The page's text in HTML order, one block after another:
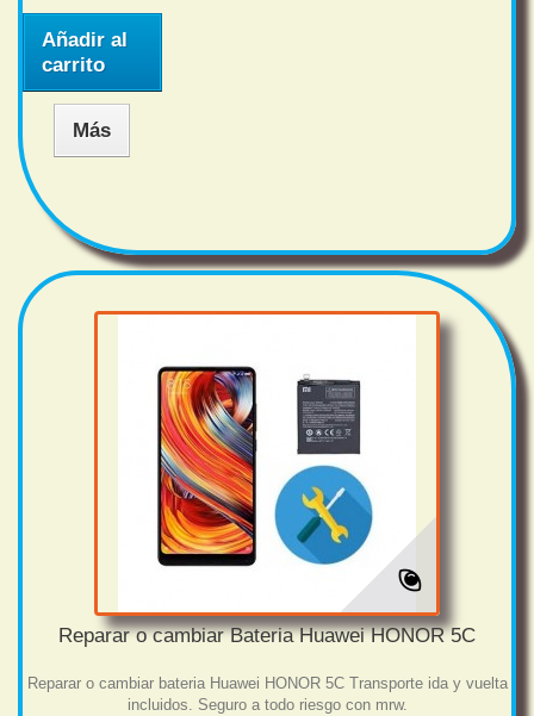
Añadir al
carrito
Más
Reparar o cambiar Bateria Huawei HONOR 5C
Reparar o cambiar bateria Huawei HONOR 5C Transporte ida y vuelta
incluidos. Seguro a todo riesgo con mrw.